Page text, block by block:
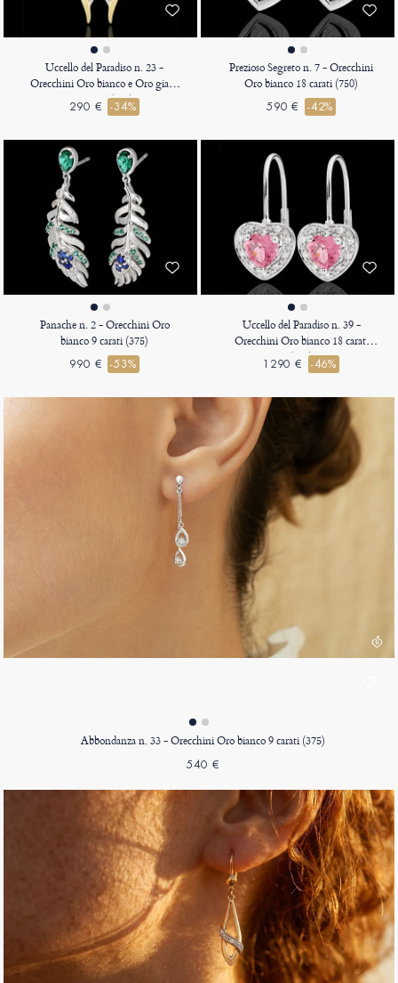
Uccello del Paradiso n. 23 -
Orecchini Oro bianco e Oro giallo
9 carati (375)
290 € -34%
Prezioso Segreto n. 7 - Orecchini
Oro bianco 18 carati (750)
590 € -42%
Panache n. 2 - Orecchini Oro
bianco 9 carati (375)
990 € -53%
Uccello del Paradiso n. 39 -
Orecchini Oro bianco 18 carati
(750)
1290 € -46%
Abbondanza n. 33 - Orecchini Oro bianco 9 carati (375)
540 €